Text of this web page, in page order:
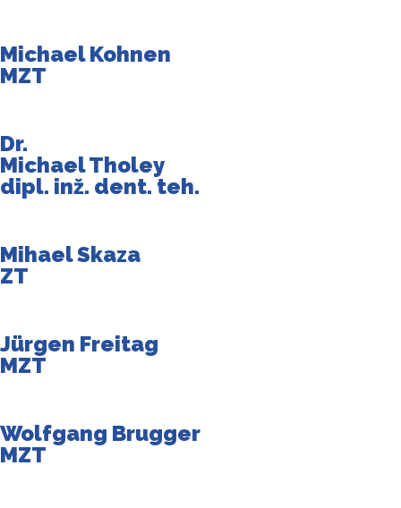
Michael Kohnen
MZT
Dr.
Michael Tholey
dipl. inž. dent. teh.
Mihael Skaza
ZT
Jürgen Freitag
MZT
Wolfgang Brugger
MZT